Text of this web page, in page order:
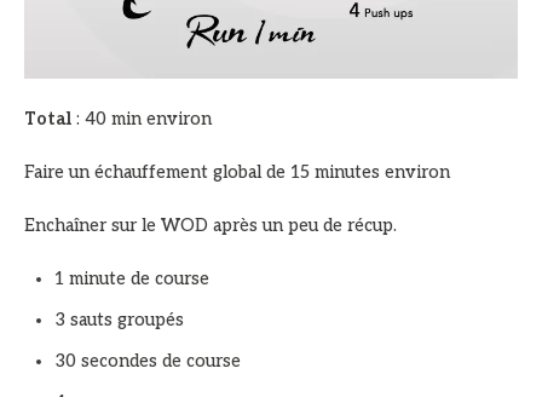
Total : 40 min environ
Faire un échauffement global de 15 minutes environ
Enchaîner sur le WOD après un peu de récup.
1 minute de course
3 sauts groupés
30 secondes de course